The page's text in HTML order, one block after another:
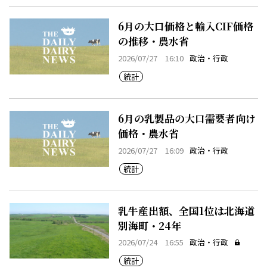
6月の大口価格と輸入CIF価格
の推移・農水省
2026/07/27 16:10 政治・行政
統計
6月の乳製品の大口需要者向け
価格・農水省
2026/07/27 16:09 政治・行政
統計
乳牛産出額、全国1位は北海道
別海町・24年
2026/07/24 16:55 政治・行政
統計